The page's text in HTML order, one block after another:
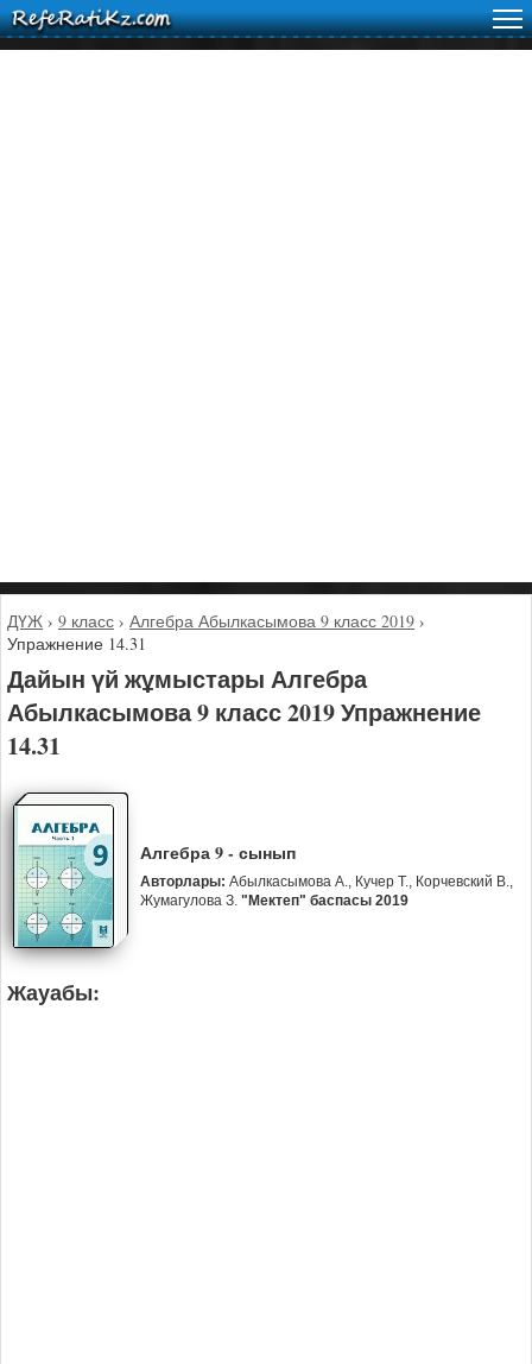
ДҮЖ › 9 класс › Алгебра Абылкасымова 9 класс 2019 ›
Упражнение 14.31
Дайын үй жұмыстары Алгебра
Абылкасымова 9 класс 2019 Упражнение
14.31
Алгебра 9 - сынып
Авторлары: Абылкасымова А., Кучер Т., Корчевский В.,
Жумагулова З. "Мектеп" баспасы 2019
Жауабы: